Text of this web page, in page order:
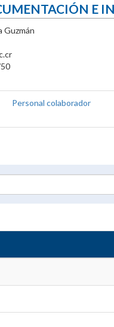
E
Guzmán
Personal colaborador